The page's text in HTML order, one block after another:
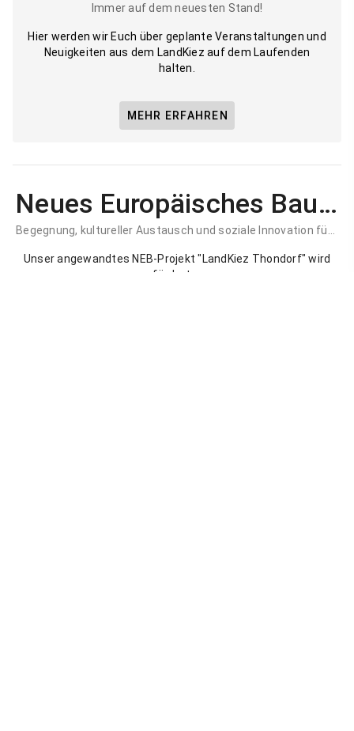
Immer auf dem neuesten Stand!
Hier werden wir Euch über geplante Veranstaltungen und
Neuigkeiten aus dem LandKiez auf dem Laufenden
halten.
MEHR ERFAHREN
Neues Europäisches Bauhaus
Unser angewandtes NEB-Projekt "LandKiez Thondorf" wird
gefördert von: